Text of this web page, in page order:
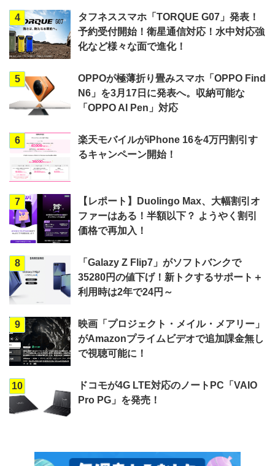
4
タフネススマホ「TORQUE G07」発表！
予約受付開始！衛星通信対応！水中対応強
化など様々な面で進化！
5
OPPOが極薄折り畳みスマホ「OPPO Find
N6」を3月17日に発表へ。収納可能な
「OPPO AI Pen」対応
6
楽天モバイルがiPhone 16を4万円割引す
るキャンペーン開始！
7
【レポート】Duolingo Max、大幅割引オ
ファーはある！半額以下？ ようやく割引
価格で再加入！
8
「Galazy Z Flip7」がソフトバンクで
35280円の値下げ！新トクするサポート＋
利用時は2年で24円～
9
映画「プロジェクト・メイル・メアリー」
がAmazonプライムビデオで追加課金無し
で視聴可能に！
10
ドコモが4G LTE対応のノートPC「VAIO
Pro PG」を発売！